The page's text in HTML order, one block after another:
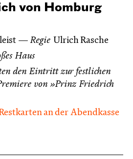
von Homburg
Regie Ulrich Rasche
Haus
den Eintritt zur festlichen
von »Prinz Friedrich
an der Abendkasse